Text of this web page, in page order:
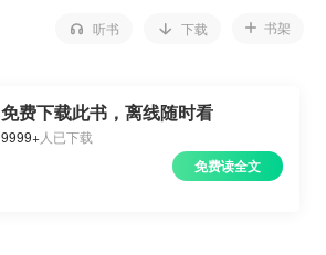
听书 下载 书架
免费下载此书，离线随时看
9999+人已下载
免费读全文